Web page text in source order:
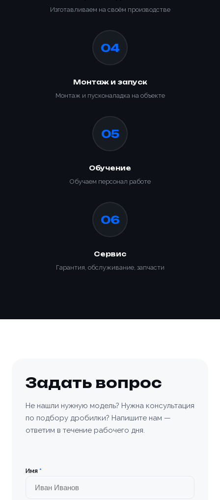
Изготавливаем на своём производстве
04
Монтаж и запуск
Монтаж и пусконаладка на объекте
05
Обучение
Обучаем персонал работе
06
Сервис
Гарантия, обслуживание, запчасти
Задать вопрос
Не нашли нужную модель? Нужна консультация
по подбору дробилки? Напишите нам —
ответим в течение рабочего дня.
Имя *